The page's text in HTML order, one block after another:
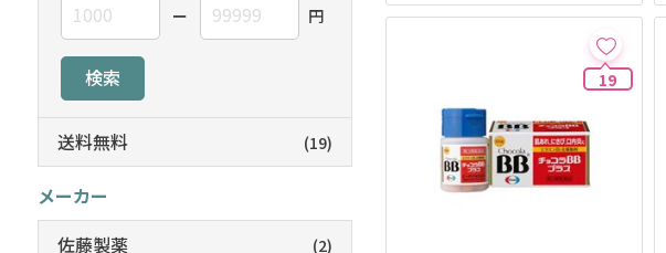
ー 円
検索
送料無料 (19)
メーカー
佐藤製薬
(2)
19